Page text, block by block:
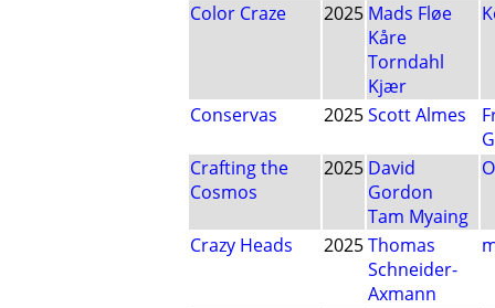
Color Craze 2025 Mads Fløe
Kåre
Torndahl
Kjær
Conservas 2025Scott Almes
Crafting the
Cosmos
2025 David
Gordon
Tam Myaing
Crazy Heads 2025Thomas
Schneider-
Axmann